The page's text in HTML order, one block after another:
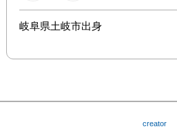
岐阜県土岐市出身
creator